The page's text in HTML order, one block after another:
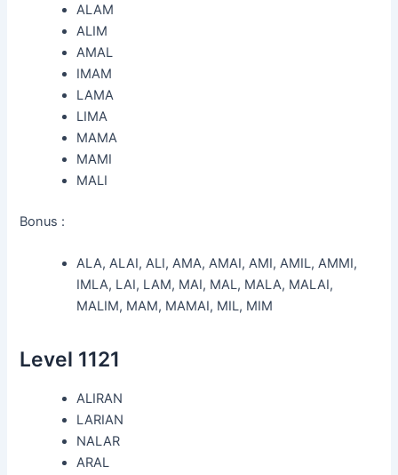
ALAM
ALIM
AMAL
IMAM
LAMA
LIMA
MAMA
MAMI
MALI
Bonus :
ALA, ALAI, ALI, AMA, AMAI, AMI, AMIL, AMMI,
IMLA, LAI, LAM, MAI, MAL, MALA, MALAI,
MALIM, MAM, MAMAI, MIL, MIM
Level 1121
ALIRAN
LARIAN
NALAR
ARAL